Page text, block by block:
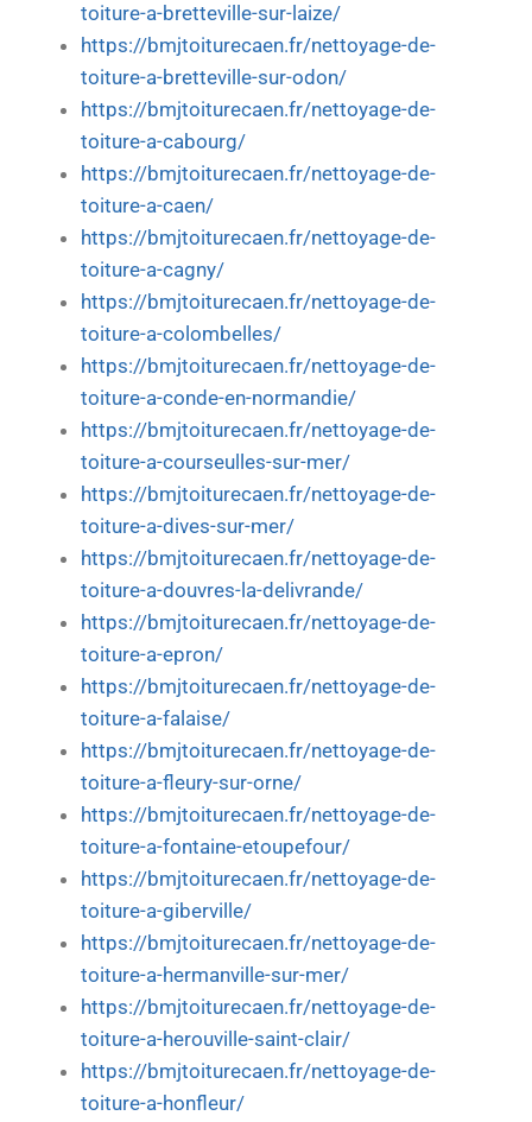
toiture-a-bretteville-sur-laize/
https://bmjtoiturecaen.fr/nettoyage-de-
toiture-a-bretteville-sur-odon/
https://bmjtoiturecaen.fr/nettoyage-de-
toiture-a-cabourg/
https://bmjtoiturecaen.fr/nettoyage-de-
toiture-a-caen/
https://bmjtoiturecaen.fr/nettoyage-de-
toiture-a-cagny/
https://bmjtoiturecaen.fr/nettoyage-de-
toiture-a-colombelles/
https://bmjtoiturecaen.fr/nettoyage-de-
toiture-a-conde-en-normandie/
https://bmjtoiturecaen.fr/nettoyage-de-
toiture-a-courseulles-sur-mer/
https://bmjtoiturecaen.fr/nettoyage-de-
toiture-a-dives-sur-mer/
https://bmjtoiturecaen.fr/nettoyage-de-
toiture-a-douvres-la-delivrande/
https://bmjtoiturecaen.fr/nettoyage-de-
toiture-a-epron/
https://bmjtoiturecaen.fr/nettoyage-de-
toiture-a-falaise/
https://bmjtoiturecaen.fr/nettoyage-de-
toiture-a-fleury-sur-orne/
https://bmjtoiturecaen.fr/nettoyage-de-
toiture-a-fontaine-etoupefour/
https://bmjtoiturecaen.fr/nettoyage-de-
toiture-a-giberville/
https://bmjtoiturecaen.fr/nettoyage-de-
toiture-a-hermanville-sur-mer/
https://bmjtoiturecaen.fr/nettoyage-de-
toiture-a-herouville-saint-clair/
https://bmjtoiturecaen.fr/nettoyage-de-
toiture-a-honfleur/